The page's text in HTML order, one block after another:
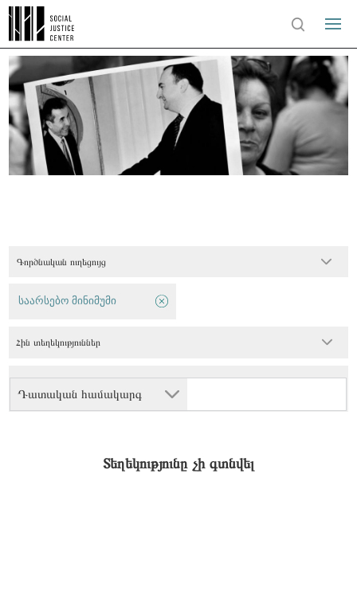
Գործնական ուղեցույց
Դատական համակարգ
საარსებო მინიმუმი
Հին տեղեկություններ
Տեղեկությունը չի գտնվել